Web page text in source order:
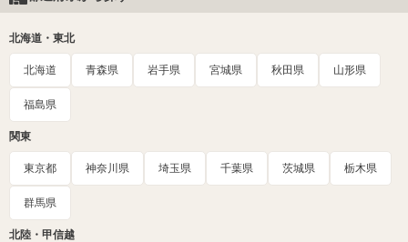
北海道・東北
北海道 青森県 岩手県 宮城県 秋田県 山形県
福島県
関東
東京都 神奈川県 埼玉県 千葉県 茨城県 栃木県
群馬県
北陸・甲信越